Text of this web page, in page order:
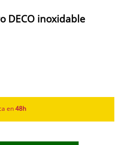
DECO inoxidable
en 48h